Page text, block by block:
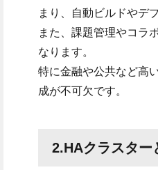
まり、自動ビルドやデ
また、課題管理やコラ
なります。
特に金融や公共など高
成が不可欠です。
2.HAクラスター